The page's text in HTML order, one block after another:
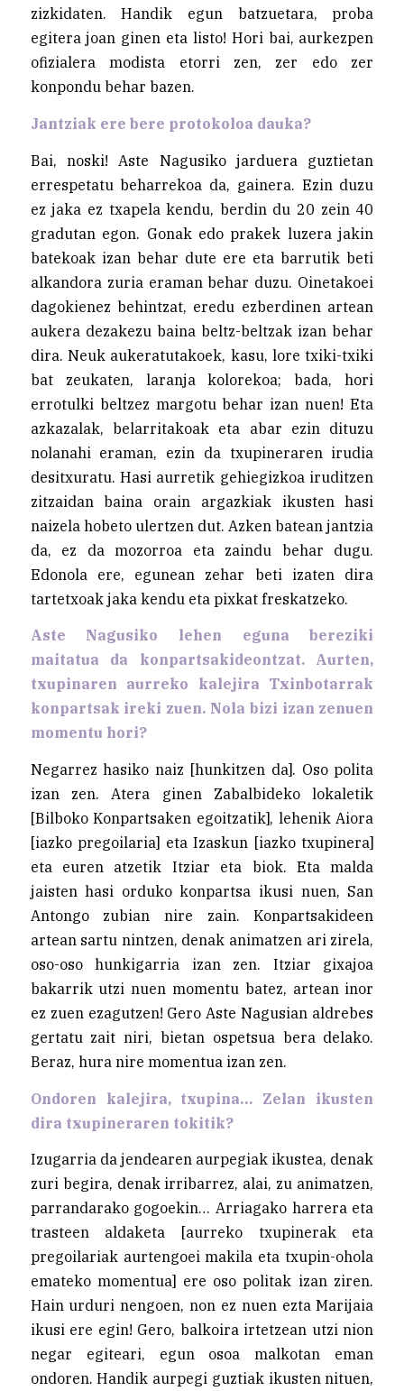
zizkidaten. Handik egun batzuetara, proba
egitera joan ginen eta listo! Hori bai, aurkezpen
ofizialera modista etorri zen, zer edo zer
konpondu behar bazen.
Jantziak ere bere protokoloa dauka?
Bai, noski! Aste Nagusiko jarduera guztietan
errespetatu beharrekoa da, gainera. Ezin duzu
ez jaka ez txapela kendu, berdin du 20 zein 40
gradutan egon. Gonak edo prakek luzera jakin
batekoak izan behar dute ere eta barrutik beti
alkandora zuria eraman behar duzu. Oinetakoei
dagokienez behintzat, eredu ezberdinen artean
aukera dezakezu baina beltz-beltzak izan behar
dira. Neuk aukeratutakoek, kasu, lore txiki-txiki
bat zeukaten, laranja kolorekoa; bada, hori
errotulki beltzez margotu behar izan nuen! Eta
azkazalak, belarritakoak eta abar ezin dituzu
nolanahi eraman, ezin da txupineraren irudia
desitxuratu. Hasi aurretik gehiegizkoa iruditzen
zitzaidan baina orain argazkiak ikusten hasi
naizela hobeto ulertzen dut. Azken batean jantzia
da, ez da mozorroa eta zaindu behar dugu.
Edonola ere, egunean zehar beti izaten dira
tartetxoak jaka kendu eta pixkat freskatzeko.
Aste Nagusiko lehen eguna bereziki
maitatua da konpartsakideontzat. Aurten,
txupinaren aurreko kalejira Txinbotarrak
konpartsak ireki zuen. Nola bizi izan zenuen
momentu hori?
Negarrez hasiko naiz [hunkitzen da]. Oso polita
izan zen. Atera ginen Zabalbideko lokaletik
[Bilboko Konpartsaken egoitzatik], lehenik Aiora
[iazko pregoilaria] eta Izaskun [iazko txupinera]
eta euren atzetik Itziar eta biok. Eta malda
jaisten hasi orduko konpartsa ikusi nuen, San
Antongo zubian nire zain. Konpartsakideen
artean sartu nintzen, denak animatzen ari zirela,
oso-oso hunkigarria izan zen. Itziar gixajoa
bakarrik utzi nuen momentu batez, artean inor
ez zuen ezagutzen! Gero Aste Nagusian aldrebes
gertatu zait niri, bietan ospetsua bera delako.
Beraz, hura nire momentua izan zen.
Ondoren kalejira, txupina… Zelan ikusten
dira txupineraren tokitik?
Izugarria da jendearen aurpegiak ikustea, denak
zuri begira, denak irribarrez, alai, zu animatzen,
parrandarako gogoekin… Arriagako harrera eta
trasteen aldaketa [aurreko txupinerak eta
pregoilariak aurtengoei makila eta txupin-ohola
emateko momentua] ere oso politak izan ziren.
Hain urduri nengoen, non ez nuen ezta Marijaia
ikusi ere egin! Gero, balkoira irtetzean utzi nion
negar egiteari, egun osoa malkotan eman
ondoren. Handik aurpegi guztiak ikusten nituen,